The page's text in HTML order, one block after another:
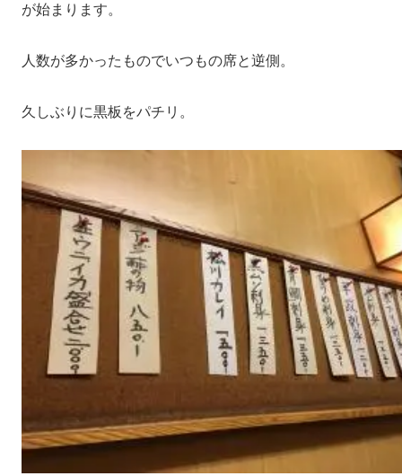
が始まります。
人数が多かったものでいつもの席と逆側。
久しぶりに黒板をパチリ。